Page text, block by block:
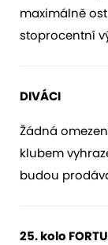
maximálně
stoprocentní
DIVÁCI
Žádná
klubem
budou
25. kolo